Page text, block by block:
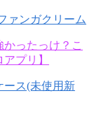
ァンガクリーム
かったっけ？こ
プリ】
ース(未使用新